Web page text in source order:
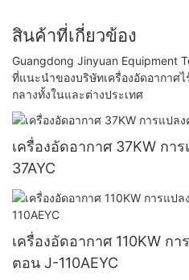
สินค้าที่เกี่ยวข้อง
Guangdong Jinyuan Equipment
ที่แนะนำของบริษัทเครื่องอัดอากา
กลางทั้งในและต่างประเทศ
เครื่องอัดอากาศ 37KW กา
37AYC
เครื่องอัดอากาศ 110KW ก
ตอน J-110AEYC